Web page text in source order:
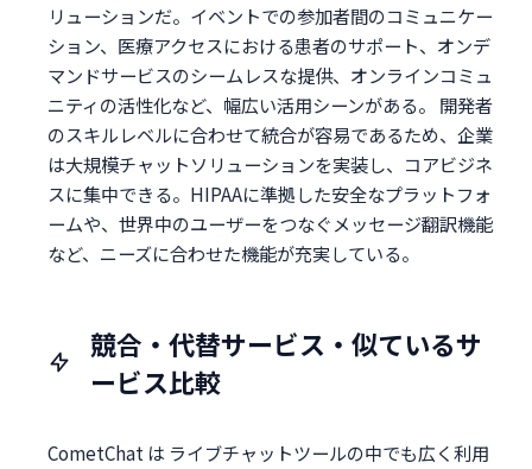
リューションだ。イベントでの参加者間のコミュニケー
ション、医療アクセスにおける患者のサポート、オンデ
マンドサービスのシームレスな提供、オンラインコミュ
ニティの活性化など、幅広い活用シーンがある。 開発者
のスキルレベルに合わせて統合が容易であるため、企業
は大規模チャットソリューションを実装し、コアビジネ
スに集中できる。HIPAAに準拠した安全なプラットフォ
ームや、世界中のユーザーをつなぐメッセージ翻訳機能
など、ニーズに合わせた機能が充実している。
競合・代替サービス・似ているサ
ービス比較
CometChat は ライブチャットツールの中でも広く利用